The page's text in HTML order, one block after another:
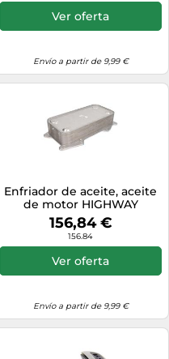
Ver oferta
Envío a partir de 9,99 €
Enfriador de aceite, aceite
de motor HIGHWAY
AUTOMOTIVE 30041002HW
156,84 €
156.84
Ver oferta
Envío a partir de 9,99 €